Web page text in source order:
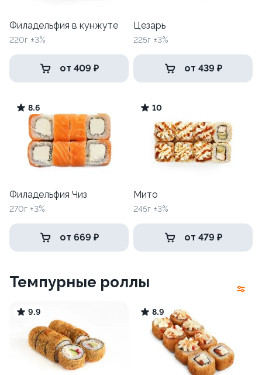
Филадельфия в кунжуте
220г ±3%
от 409 ₽
Цезарь
225г ±3%
от 439 ₽
8.6
Филадельфия Чиз
270г ±3%
от 669 ₽
10
Мито
245г ±3%
от 479 ₽
Темпурные роллы
9.9 8.9